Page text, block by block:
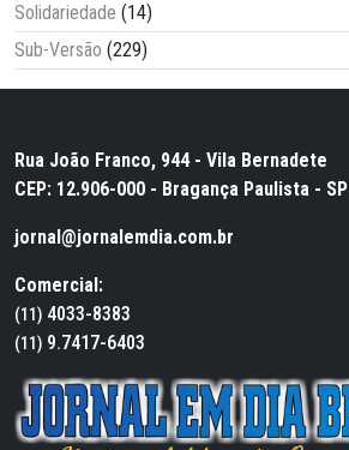
Solidariedade (14)
Sub-Versão (229)
Rua João Franco, 944 - Vila Bernadete
CEP: 12.906-000 - Bragança Paulista - SP
jornal@jornalemdia.com.br
Comercial:
(11) 4033-8383
(11) 9.7417-6403